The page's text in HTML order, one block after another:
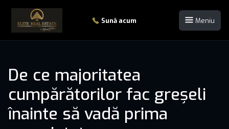
Sună acum Meniu
De ce majoritatea
cumpărătorilor fac greșeli
înainte să vadă prima